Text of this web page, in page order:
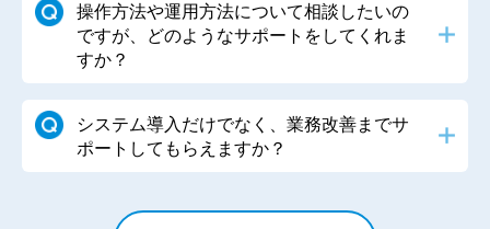
アイピアが『建設データジャーナル』で紹介されました
バージョンアップ 2026.04.13
入金情報・見積情報・請求支払・マスタ・検索などがバー
ジョンアップしました
操作方法や運用方法について相談したいの
ですが、どのようなサポートをしてくれま
すか？
システム導入だけでなく、業務改善までサ
ポートしてもらえますか？